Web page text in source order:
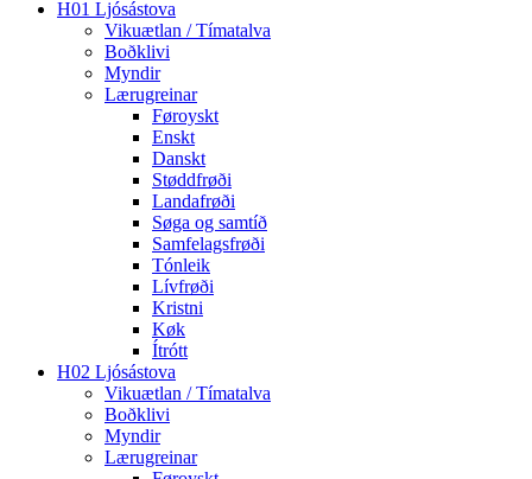
H01 Ljósástova
Vikuætlan / Tímatalva
Boðklivi
Myndir
Lærugreinar
Føroyskt
Enskt
Danskt
Støddfrøði
Landafrøði
Søga og samtíð
Samfelagsfrøði
Tónleik
Lívfrøði
Kristni
Køk
Ítrótt
H02 Ljósástova
Vikuætlan / Tímatalva
Boðklivi
Myndir
Lærugreinar